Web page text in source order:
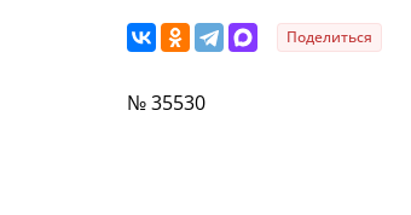
Поделиться
№ 35530